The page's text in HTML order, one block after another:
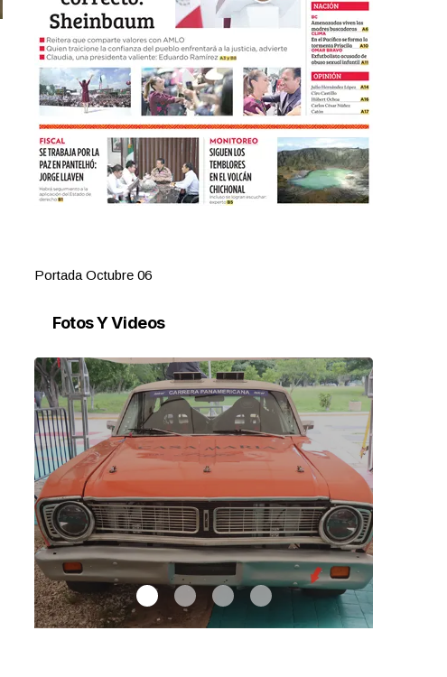
Portada Octubre 06
Fotos Y Videos